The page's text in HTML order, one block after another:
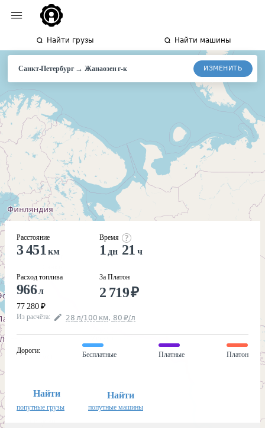
Найти грузы Найти машины
Санкт-Петербург→Жанаозен г-к ИЗМЕНИТЬ
Расстояние
3 451 км
Расход топлива
966л
77 280 ₽
Время
1 дн 21 ч
За Платон
2 719₽
Из расчёта: 28 л/100 км, 80 ₽/л
Дороги:
Бесплатные Платные Платон
Найти
попутные грузы
Найти
попутные машины